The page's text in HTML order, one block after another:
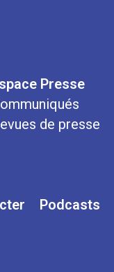
Presse
de presse
Podcasts